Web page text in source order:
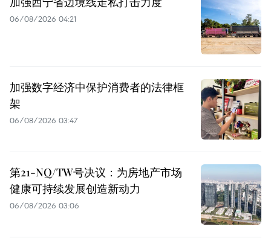
06/08/2026 04:21
加强数字经济中保护消费者的法律框
架
06/08/2026 03:47
第21-NQ/TW号决议：为房地产市场
健康可持续发展创造新动力
06/08/2026 03:06